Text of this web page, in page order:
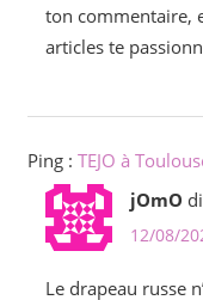
ton commentaire,
articles te
Ping : TEJO à
jOmO
12/08/
Le drapeau russe